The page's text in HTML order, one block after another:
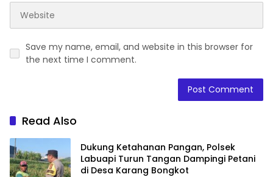
Save my name, email, and website in this browser for
the next time I comment.
Read Also
Dukung Ketahanan Pangan, Polsek
Labuapi Turun Tangan Dampingi Petani
di Desa Karang Bongkot